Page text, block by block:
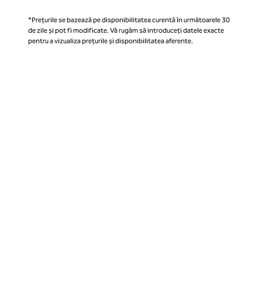
*Prețurile se bazează pe disponibilitatea curentă în următoarele 30
de zile și pot fi modificate. Vă rugăm să introduceți datele exacte
pentru a vizualiza prețurile și disponibilitatea aferente.